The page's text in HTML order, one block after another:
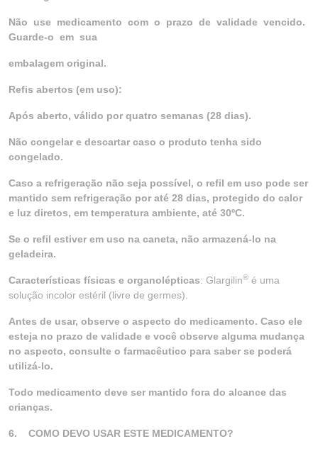
Não use medicamento com o prazo de validade vencido.
Guarde-o em sua
embalagem original.
Refis abertos (em uso):
Após aberto, válido por quatro semanas (28 dias).
Não congelar e descartar caso o produto tenha sido
congelado.
Caso a refrigeração não seja possível, o refil em uso pode ser
mantido sem refrigeração por até 28 dias, protegido do calor
e luz diretos, em temperatura ambiente, até 30ºC.
Se o refil estiver em uso na caneta, não armazená-lo na
geladeira.
Características físicas e organolépticas: Glargilin® é uma
solução incolor estéril (livre de germes).
Antes de usar, observe o aspecto do medicamento. Caso ele
esteja no prazo de validade e você observe alguma mudança
no aspecto, consulte o farmacêutico para saber se poderá
utilizá-lo.
Todo medicamento deve ser mantido fora do alcance das
crianças.
6. COMO DEVO USAR ESTE MEDICAMENTO?